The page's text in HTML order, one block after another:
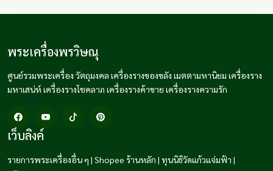
พระเครื่องพรวิษณุ
ศูนย์รวมพระเครื่อง วัตถุมงคล เครื่องรางของขลัง เมตตามหานิยม เครื่องราง
มหาเสน่ห์ เครื่องรางโชคลาภ เครื่องรางค้าขาย เครื่องรางความรัก
เว็บลิงค์
รายการพระเครื่องอื่น ๆ | Shopee ร้านหลัก | ทุนนิธิวัดแก้วแจ่มฟ้า |